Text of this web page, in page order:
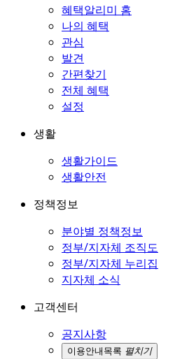
혜택알리미 홈
나의 혜택
관심
발견
간편찾기
전체 혜택
설정
생활
생활가이드
생활안전
정책정보
분야별 정책정보
정부/지자체 조직도
정부/지자체 누리집
지자체 소식
고객센터
공지사항
이용안내 목록 펼치기